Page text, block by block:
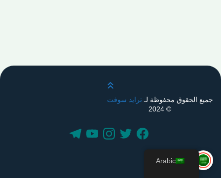
قم بالتمرير لأعلى
جميع الحقوق محفوظة لـترايد سوفت
© 2024
Arabic